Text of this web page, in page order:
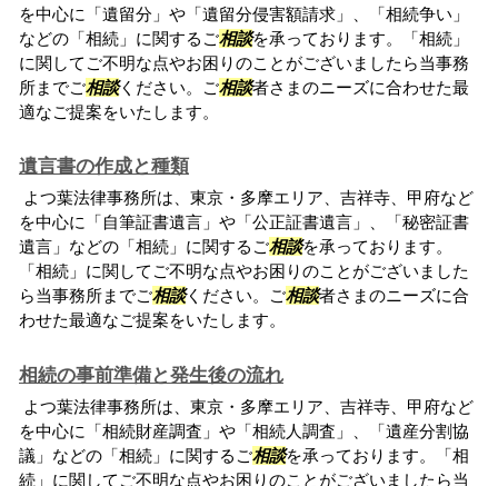
を中心に「遺留分」や「遺留分侵害額請求」、「相続争い」
などの「相続」に関するご相談を承っております。「相続」
に関してご不明な点やお困りのことがございましたら当事務
所までご相談ください。ご相談者さまのニーズに合わせた最
適なご提案をいたします。
遺言書の作成と種類
よつ葉法律事務所は、東京・多摩エリア、吉祥寺、甲府など
を中心に「自筆証書遺言」や「公正証書遺言」、「秘密証書
遺言」などの「相続」に関するご相談を承っております。
「相続」に関してご不明な点やお困りのことがございました
ら当事務所までご相談ください。ご相談者さまのニーズに合
わせた最適なご提案をいたします。
相続の事前準備と発生後の流れ
よつ葉法律事務所は、東京・多摩エリア、吉祥寺、甲府など
を中心に「相続財産調査」や「相続人調査」、「遺産分割協
議」などの「相続」に関するご相談を承っております。「相
続」に関してご不明な点やお困りのことがございましたら当